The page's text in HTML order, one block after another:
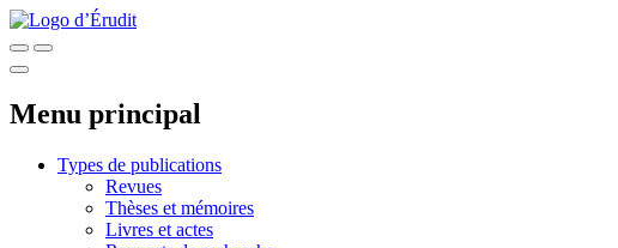
Menu principal
Types de publications
Revues
Thèses et mémoires
Livres et actes